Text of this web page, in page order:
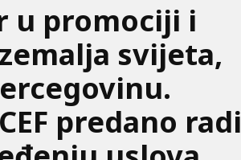
u promociji i
svijeta,
predano radi